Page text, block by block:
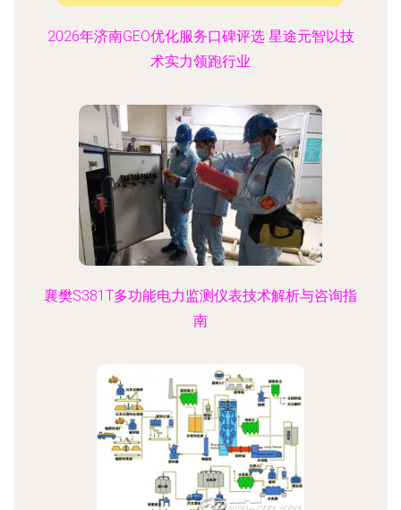
2026年济南GEO优化服务口碑评选 星途元智以技
术实力领跑行业
襄樊S381T多功能电力监测仪表技术解析与咨询指
南